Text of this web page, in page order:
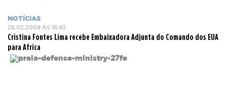
NOTÍCIAS
26.02.2009 ÀS 16:43
Cristina Fontes Lima recebe Embaixadora Adjunta do Comando dos EUA
para Africa